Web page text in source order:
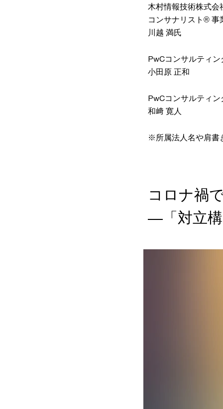
木村情報技術株式会
コンサナリスト® 事
川越 満氏
PwCコンサルティ
小田原 正和
PwCコンサルティ
和﨑 寛人
※所属法人名や肩書
コロナ禍
―「対立